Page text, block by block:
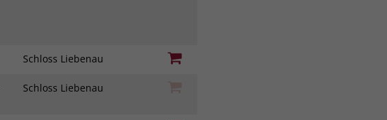
Schloss Liebenau
Schloss Liebenau